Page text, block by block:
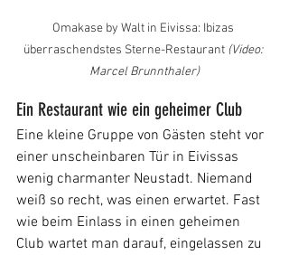
Omakase by Walt in Eivissa: Ibizas
überraschendstes Sterne-Restaurant (Video:
Marcel Brunnthaler)
Ein Restaurant wie ein geheimer Club
Eine kleine Gruppe von Gästen steht vor
einer unscheinbaren Tür in Eivissas
wenig charmanter Neustadt. Niemand
weiß so recht, was einen erwartet. Fast
wie beim Einlass in einen geheimen
Club wartet man darauf, eingelassen zu